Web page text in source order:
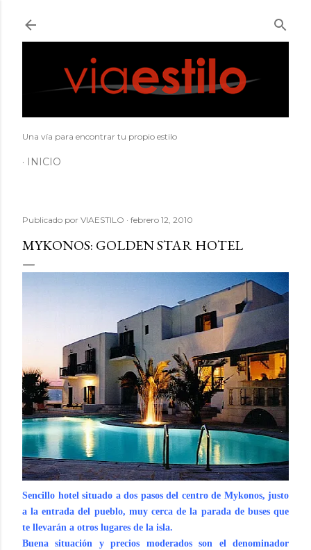
Una vía para encontrar tu propio estilo
INICIO
Publicado por VIAESTILO febrero 12, 2010
MYKONOS: GOLDEN STAR HOTEL
Sencillo hotel situado a dos pasos del centro de Mykonos, justo
a la entrada del pueblo, muy cerca de la parada de buses que
te llevarán a otros lugares de la isla.
Buena situación y precios moderados son el denominador